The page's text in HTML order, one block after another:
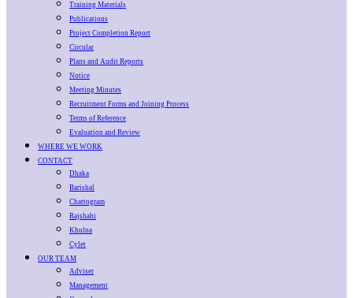
Training Materials
Publications
Project Completion Report
Circular
Plans and Audit Reports
Notice
Meeting Minutes
Recruitment Forms and Joining Process
Terms of Reference
Evaluation and Review
WHERE WE WORK
CONTACT
Dhaka
Barishal
Chattogram
Rajshahi
Khulna
Cylet
OUR TEAM
Adviser
Management